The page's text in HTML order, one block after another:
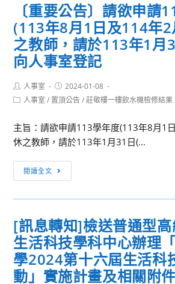
輸
規
劃
如
此
著
迷？」
國
立
政
治
大
學
教
學
院
研
習
心
辦
理
｢112
〔重要公告〕請欲申請
(113年8月1日及114年
之教師，請於113年1月
向人事室登記
Post
author:
人事室
Post
published:
2024-01-08
Post人事室 / 置頂公告 / 莊敬樓一樓飲水機檢修結果
主旨：請欲申請113學年度(113年8月1
休之教師，請於113年1月31日(...
閱讀全文
要
公
請
欲
申
請
[訊息轉知]檢送普通型
生活科技學科中心辦理
學2024第十六屆生活科
動」實施計畫及相關附